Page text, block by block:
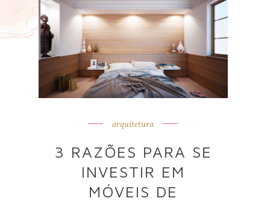
arquitetura
3 RAZÕES PARA SE
INVESTIR EM
MÓVEIS DE